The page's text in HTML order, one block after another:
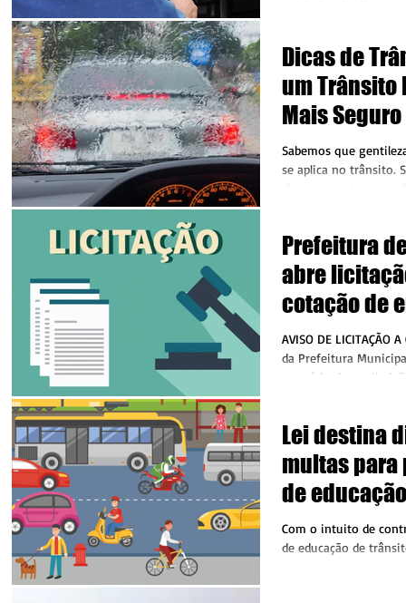
Dicas de
um Trânsito
Mais Seguro
Sabemos que
se aplica no trânsito.
Prefeitura
abre
cotação de
câmaras
AVISO DE LICITAÇÃO
da Prefeitura
exercício das
Lei destina
multas para
de
Com o intuito de
de educação de
o deputado estadual